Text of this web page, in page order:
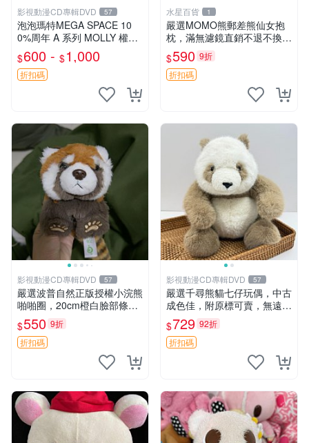
影視動漫CD專輯DVD 57
泡泡瑪特MEGA SPACE 10
0%周年 A 系列 MOLLY 權威
隱藏款 嚴選薄荷巧克力色 80
年代風味 權威推薦 合適收藏
$600 - $1,000
折扣碼
水星百貨 1
嚴選MOMO熊郵差熊仙女抱
枕，滿無濾鏡直銷不退不換
經典造型可愛必備 紅薯啵啵
間抱枕 抱枕 時尚
$590 9折
折扣碼
影視動漫CD專輯DVD 57
嚴選波普自然正版授權小浣熊
啪啪圈，20cm橙白臉部條紋
清晰，毛絨超萌贈品推薦。
小浣熊 波普 圈環
$550 9折
折扣碼
影視動漫CD專輯DVD 57
嚴選千尋熊貓七仔玩偶，中古
成色佳，附原標可賣，無遠方
一手送第二天即達 中古玩偶
熊貓七仔 千尋
$729 92折
折扣碼